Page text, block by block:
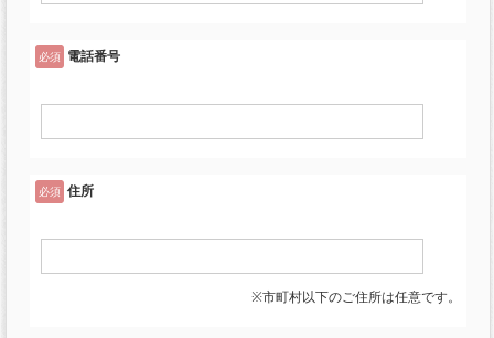
必須 電話番号
必須 住所
※市町村以下のご住所は任意です。